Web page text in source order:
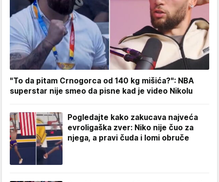
"To da pitam Crnogorca od 140 kg mišića?": NBA
superstar nije smeo da pisne kad je video Nikolu
Pogledajte kako zakucava najveća
evroligaška zver: Niko nije čuo za
njega, a pravi čuda i lomi obruče